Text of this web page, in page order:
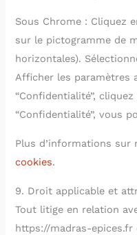
Sous Chrome : Cliquez
sur le pictogramme de
horizontales).
Afficher les paramètres
“Confidentialité”,
“Confidentialité”, vous
Plus d’informations sur
cookies.
9. Droit applicable et
Tout litige en relation
https://madras-